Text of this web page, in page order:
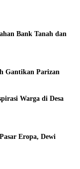
Bank Tanah dan
Gantikan Parizan
Warga di Desa
Eropa, Dewi